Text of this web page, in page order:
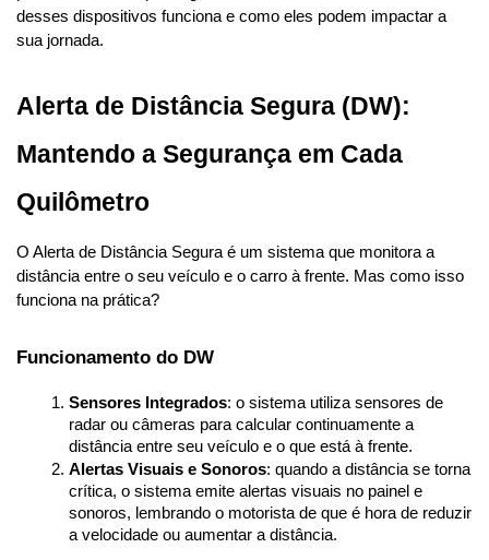
desses dispositivos funciona e como eles podem impactar a
sua jornada.
Alerta de Distância Segura (DW):
Mantendo a Segurança em Cada
Quilômetro
O Alerta de Distância Segura é um sistema que monitora a
distância entre o seu veículo e o carro à frente. Mas como isso
funciona na prática?
Funcionamento do DW
Sensores Integrados: o sistema utiliza sensores de
radar ou câmeras para calcular continuamente a
distância entre seu veículo e o que está à frente.
Alertas Visuais e Sonoros: quando a distância se torna
crítica, o sistema emite alertas visuais no painel e
sonoros, lembrando o motorista de que é hora de reduzir
a velocidade ou aumentar a distância.